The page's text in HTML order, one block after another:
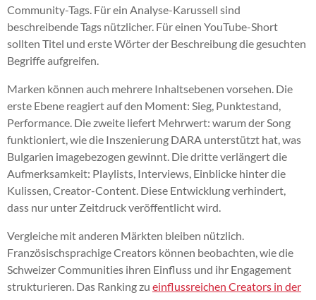
Community-Tags. Für ein Analyse-Karussell sind
beschreibende Tags nützlicher. Für einen YouTube-Short
sollten Titel und erste Wörter der Beschreibung die gesuchten
Begriffe aufgreifen.
Marken können auch mehrere Inhaltsebenen vorsehen. Die
erste Ebene reagiert auf den Moment: Sieg, Punktestand,
Performance. Die zweite liefert Mehrwert: warum der Song
funktioniert, wie die Inszenierung DARA unterstützt hat, was
Bulgarien imagebezogen gewinnt. Die dritte verlängert die
Aufmerksamkeit: Playlists, Interviews, Einblicke hinter die
Kulissen, Creator-Content. Diese Entwicklung verhindert,
dass nur unter Zeitdruck veröffentlicht wird.
Vergleiche mit anderen Märkten bleiben nützlich.
Französischsprachige Creators können beobachten, wie die
Schweizer Communities ihren Einfluss und ihr Engagement
strukturieren. Das Ranking zu einflussreichen Creators in der